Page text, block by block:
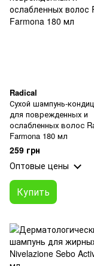
Radical
Сухой шампунь-
для поврежденных и
ослабленных волос
Farmona 180 мл
259 грн
Оптовые цены
Купить